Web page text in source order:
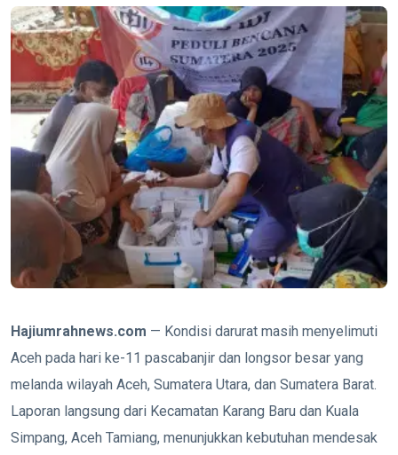
Hajiumrahnews.com — Kondisi darurat masih menyelimuti
Aceh pada hari ke-11 pascabanjir dan longsor besar yang
melanda wilayah Aceh, Sumatera Utara, dan Sumatera Barat.
Laporan langsung dari Kecamatan Karang Baru dan Kuala
Simpang, Aceh Tamiang, menunjukkan kebutuhan mendesak